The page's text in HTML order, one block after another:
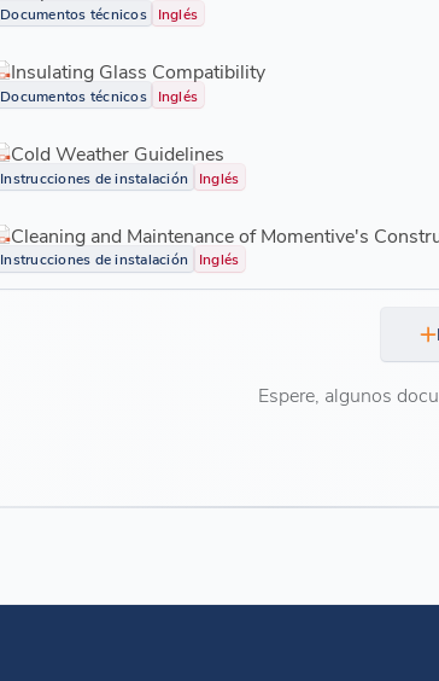
Documentos técnicos Inglés
Insulating Glass Compatibility
Documentos técnicos Inglés
Cold Weather Guidelines
Instrucciones de instalación Inglés
Cleaning and Maintenance of Momentive's
Instrucciones de instalación Inglés
Espere, algunos